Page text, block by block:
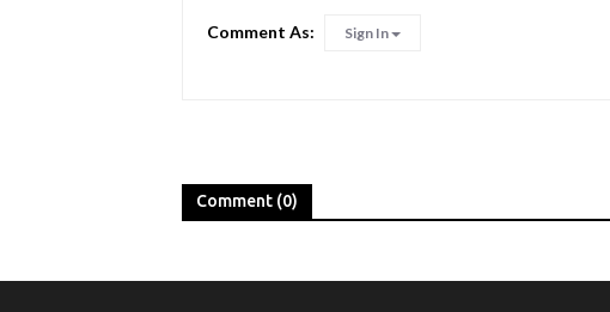
Comment As: Sign In
Comment (0)